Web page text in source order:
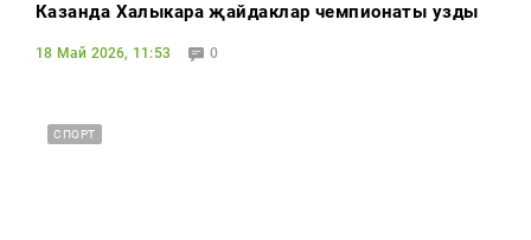
Казанда Халыкара җайдаклар чемпионаты узды
18 Май 2026, 11:53 0
СПОРТ